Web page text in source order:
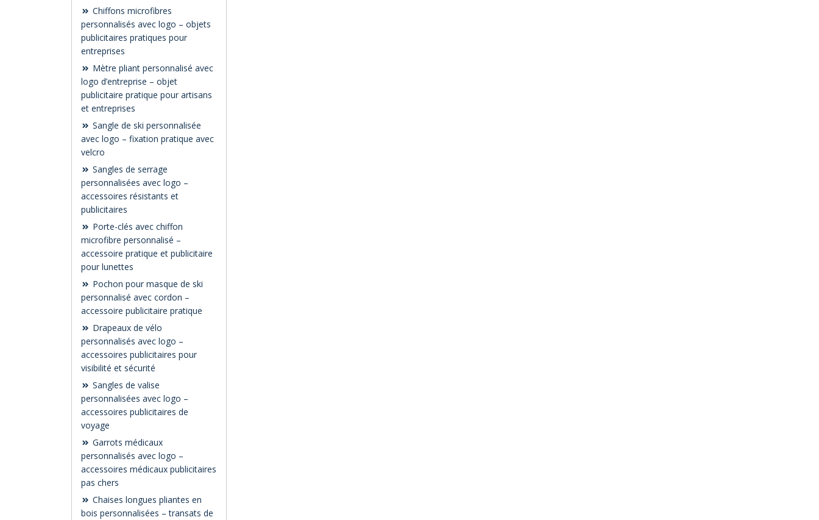
Chiffons microfibres
personnalisés avec logo – objets
publicitaires pratiques pour
entreprises
Mètre pliant personnalisé avec
logo d’entreprise – objet
publicitaire pratique pour artisans
et entreprises
Sangle de ski personnalisée
avec logo – fixation pratique avec
velcro
Sangles de serrage
personnalisées avec logo –
accessoires résistants et
publicitaires
Porte-clés avec chiffon
microfibre personnalisé –
accessoire pratique et publicitaire
pour lunettes
Pochon pour masque de ski
personnalisé avec cordon –
accessoire publicitaire pratique
Drapeaux de vélo
personnalisés avec logo –
accessoires publicitaires pour
visibilité et sécurité
Sangles de valise
personnalisées avec logo –
accessoires publicitaires de
voyage
Garrots médicaux
personnalisés avec logo –
accessoires médicaux publicitaires
pas chers
Chaises longues pliantes en
bois personnalisées – transats de